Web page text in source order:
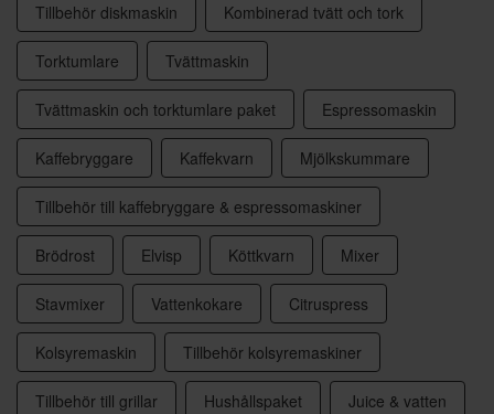
Tillbehör diskmaskin Kombinerad tvätt och tork
Torktumlare Tvättmaskin
Tvättmaskin och torktumlare paket Espressomaskin
Kaffebryggare Kaffekvarn Mjölkskummare
Tillbehör till kaffebryggare & espressomaskiner
Brödrost Elvisp Köttkvarn Mixer
Stavmixer Vattenkokare Citruspress
Kolsyremaskin Tillbehör kolsyremaskiner
Tillbehör till grillar Hushållspaket Juice & vatten